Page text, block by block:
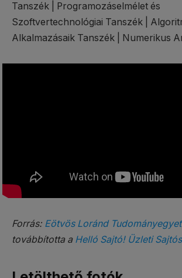
Tanszék | Programozáselmélet és
Szoftvertechnológiai Tanszék |
Alkalmazásaik Tanszék | Numerikus
Forrás: Eötvös Loránd
továbbította a Helló Sajtó! Üzleti